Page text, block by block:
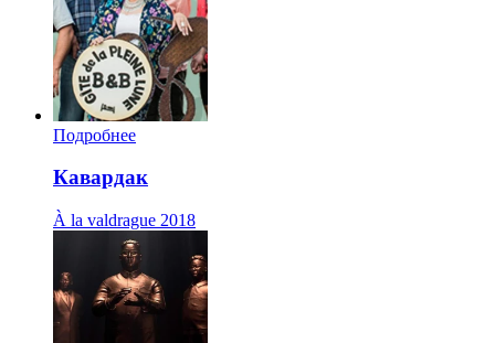
Подробнее
Кавардак
À la valdrague 2018